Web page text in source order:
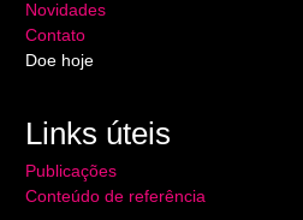
Novidades
Contato
Doe hoje
Links úteis
Publicações
Conteúdo de referência